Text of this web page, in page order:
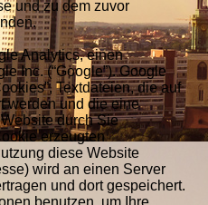
und zu dem zuvor
Analytics, einen
Inc. (“Google”). Google
Textdateien, die auf
werden und die eine
durch Sie
erzeugten
diese Website
wird an einen Server
und dort gespeichert.
benutzen, um Ihre